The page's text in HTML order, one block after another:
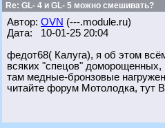
Re: GL- 4 и GL- 5 можно смешивать?
Автор: OVN (---.module.ru)
Дата: 10-01-25 20:04
федот68( Калуга), я об этом
всяких "спецов" доморощенных,
там медные-бронзовые
читайте форум Мотолодка, тут